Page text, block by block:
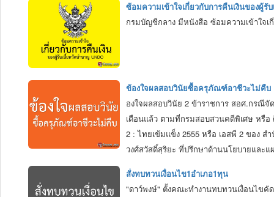
ซ้อมความเข้าใจเกี่ยวกับการคืนเงินของผู้รั
กรมบัญชีกลาง มีหนังสือ ซ้อมความเข้าใจเ
ข้องใจผลสอบวินัยซื้อครุภัณฑ์อาชีวะไม่คืบ
องใจผลสอบวินัย 2 ข้าราชการ สอศ.กรณี
เดือนแล้ว ตามที่กรมสอบสวนคดีพิเศษ หรื
2 : ไทยเข้มแข็ง 2555 หรือ เอสพี 2 ของ ส
วงศ์สวัสดิ์สุริยะ ที่ปรึกษาด้านนโยบายและ
สั่งทบทวนเงื่อนไข1อำเภอ1ทุน
"ดาว์พงษ์" ตั้งคณะทำงานทบทวนเงื่อนไขคั